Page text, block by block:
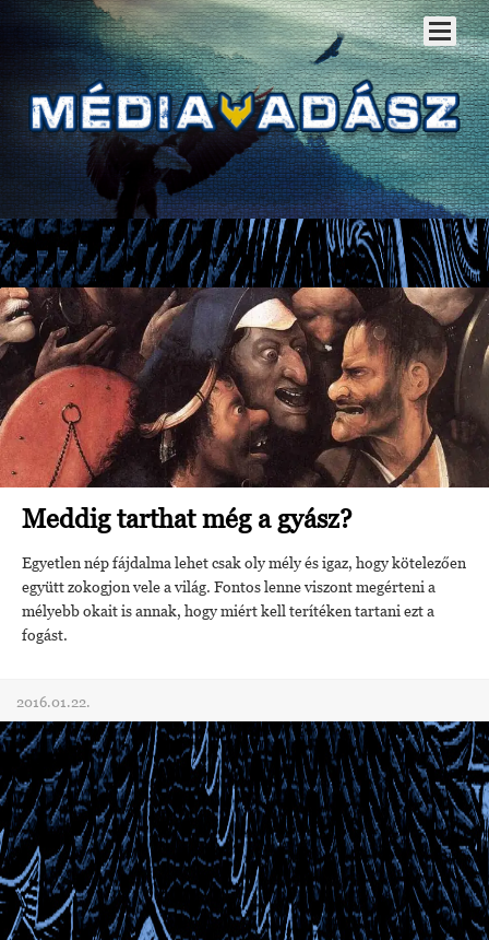
Meddig tarthat még a gyász?
Egyetlen nép fájdalma lehet csak oly mély és igaz, hogy kötelezően
együtt zokogjon vele a világ. Fontos lenne viszont megérteni a
mélyebb okait is annak, hogy miért kell terítéken tartani ezt a
fogást.
2016.01.22.